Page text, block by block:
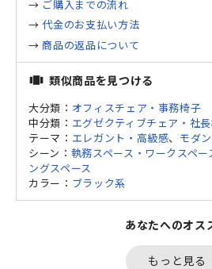
→ ご購入までの流れ
→代金のお支払い方法
→ 商品の返品について
view_carousel 類似商品を見つける
大分類： オフィスチェア・事務椅子
中分類： エグゼクティブチェア・社
テーマ： エレガント・高級感、 モダ
シーン： 執務スペース・ワークスペー
ングスペース
カラー： ブラック系
あなたへのオス
もっと見る